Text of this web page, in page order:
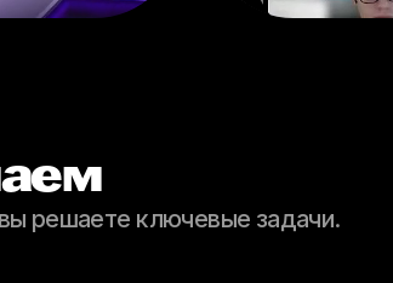
решаете ключевые задачи.